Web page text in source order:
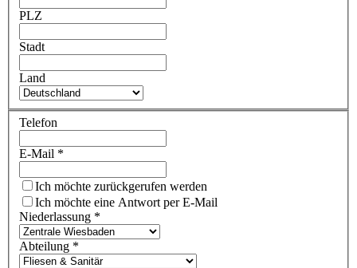
PLZ
Stadt
Land
Telefon
E-Mail *
Ich möchte zurückgerufen werden
Ich möchte eine Antwort per E-Mail
Niederlassung *
Abteilung *